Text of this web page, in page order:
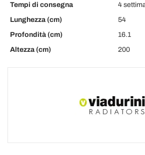
Tempi di consegna
4
Lunghezza (cm)
54
Profondità (cm)
16.1
Altezza (cm)
200